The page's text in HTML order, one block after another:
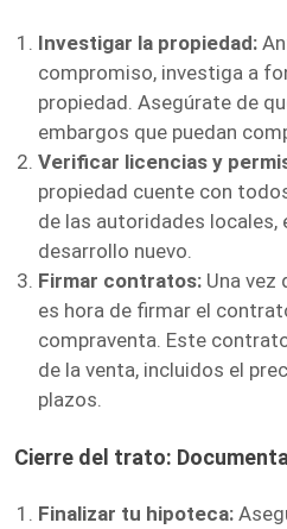
Investigar la propiedad:
compromiso, investiga a
propiedad. Asegúrate de
embargos que puedan
Verificar licencias y
propiedad cuente con
de las autoridades locales,
desarrollo nuevo.
Firmar contratos: Una vez
es hora de firmar el
compraventa. Este
de la venta, incluidos el
plazos.
Cierre del trato:
Finalizar tu hipoteca: